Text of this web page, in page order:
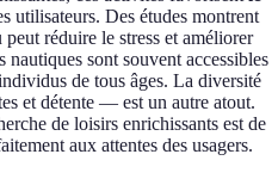
utilisateurs. Des études montrent
réduire le stress et améliorer
sont souvent accessibles
de tous âges. La diversité
et détente — est un autre atout.
de loisirs enrichissants est de
aux attentes des usagers.